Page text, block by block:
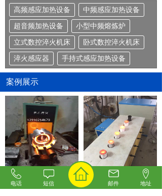
高频感应加热设备
中频感应加热设备
超音频加热设备
小型中频熔炼炉
立式数控淬火机床
卧式数控淬火机床
淬火感应器
手持式感应加热设备
案例展示
内孔高频淬火--上海建金 多炉贵重金属熔炼
电话 短信 邮件 地址